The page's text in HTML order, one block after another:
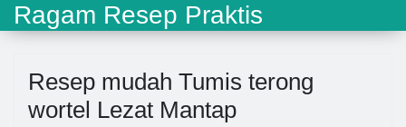
Ragam Resep Praktis
Resep mudah Tumis terong
wortel Lezat Mantap